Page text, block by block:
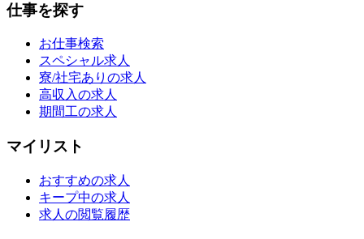
仕事を探す
お仕事検索
スペシャル求人
寮/社宅ありの求人
高収入の求人
期間工の求人
マイリスト
おすすめの求人
キープ中の求人
求人の閲覧履歴